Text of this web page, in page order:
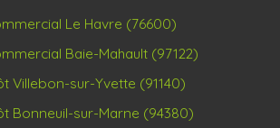
Le Havre (76600)
Baie-Mahault (97122)
Villebon-sur-Yvette (91140)
Bonneuil-sur-Marne (94380)